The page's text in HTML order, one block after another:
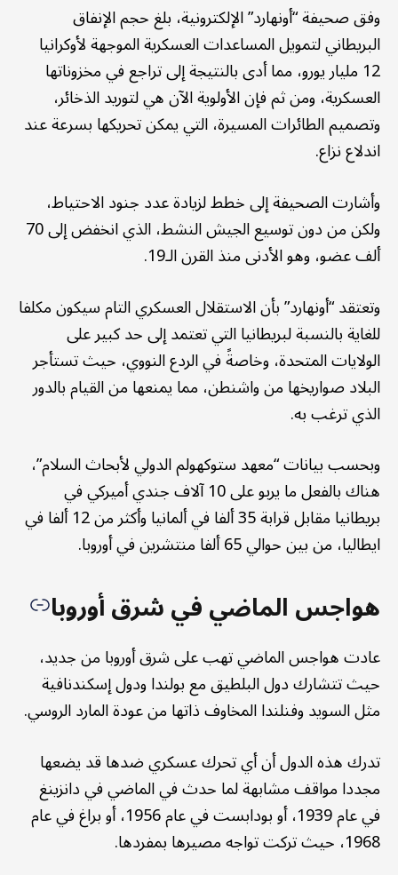
وفق صحيفة “أونهارد” الإلكترونية، بلغ حجم الإنفاق
البريطاني لتمويل المساعدات العسكرية الموجهة لأوكرانيا
12 مليار يورو، مما أدى بالنتيجة إلى تراجع في مخزوناتها
العسكرية، ومن ثم فإن الأولوية الآن هي لتوريد الذخائر،
وتصميم الطائرات المسيرة، التي يمكن تحريكها بسرعة عند
اندلاع نزاع.
وأشارت الصحيفة إلى خطط لزيادة عدد جنود الاحتياط،
ولكن من دون توسيع الجيش النشط، الذي انخفض إلى 70
ألف عضو، وهو الأدنى منذ القرن الـ19.
وتعتقد “أونهارد” بأن الاستقلال العسكري التام سيكون مكلفا
للغاية بالنسبة لبريطانيا التي تعتمد إلى حد كبير على
الولايات المتحدة، وخاصةً في الردع النووي، حيث تستأجر
البلاد صواريخها من واشنطن، مما يمنعها من القيام بالدور
الذي ترغب به.
وبحسب بيانات “معهد ستوكهولم الدولي لأبحاث السلام”،
هناك بالفعل ما يربو على 10 آلاف جندي أميركي في
بريطانيا مقابل قرابة 35 ألفا في ألمانيا وأكثر من 12 ألفا في
ايطاليا، من بين حوالي 65 ألفا منتشرين في أوروبا.
هواجس الماضي في شرق أوروبا
عادت هواجس الماضي تهب على شرق أوروبا من جديد،
حيث تتشارك دول البلطيق مع بولندا ودول إسكندنافية
مثل السويد وفنلندا المخاوف ذاتها من عودة المارد الروسي.
تدرك هذه الدول أن أي تحرك عسكري ضدها قد يضعها
مجددا مواقف مشابهة لما حدث في الماضي في دانزينغ
في عام 1939، أو بودابست في عام 1956، أو براغ في عام
1968، حيث تركت تواجه مصيرها بمفردها.